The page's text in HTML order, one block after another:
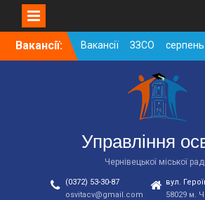
SkipВакансії:
Вакансії ЗЗСО серпень
2026
Вакансії ЗЗСО червень
Вакансії у ЗДО та
дошкільних підрозділах
ЗЗСО станом на
01.08.2026 р.
Управління
Чернівецької міської
(0372) 53-30-87
osvitacv@gmail.com
вул.
58029 м.